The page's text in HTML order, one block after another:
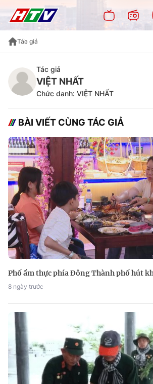
Tác giả
Tác giả
VIỆT NHẤT
Chức danh: VIỆT NHẤT
BÀI VIẾT CÙNG TÁC GIẢ
Phố ẩm thực phía Đông Thành phố hút
8 ngày trước